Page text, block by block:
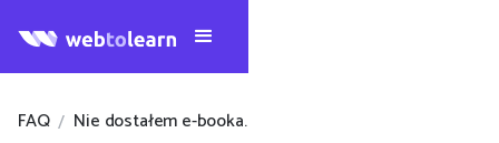
FAQ / Nie dostałem e-booka.